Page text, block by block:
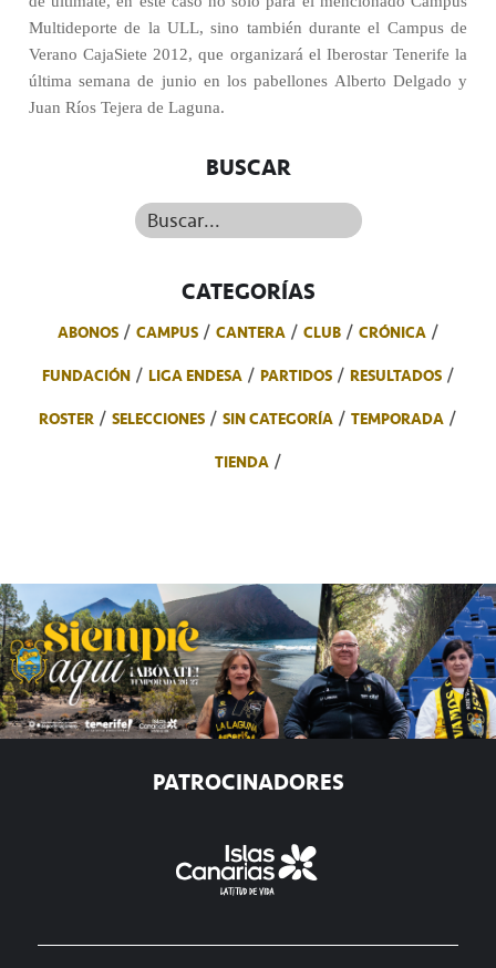
Multideporte de la ULL, sino también durante el Campus de
Verano CajaSiete 2012, que organizará el Iberostar Tenerife la
última semana de junio en los pabellones Alberto Delgado y
Juan Ríos Tejera de Laguna.
BUSCAR
Buscar...
CATEGORÍAS
ABONOS CAMPUS CANTERA CLUB
CRÓNICA
FUNDACIÓN
LIGA ENDESA PARTIDOS
RESULTADOS
ROSTER
SELECCIONES SIN CATEGORÍA
TEMPORADA
TIENDA
PATROCINADORES